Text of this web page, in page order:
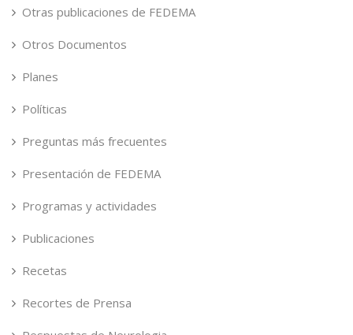
Otras publicaciones de FEDEMA
Otros Documentos
Planes
Políticas
Preguntas más frecuentes
Presentación de FEDEMA
Programas y actividades
Publicaciones
Recetas
Recortes de Prensa